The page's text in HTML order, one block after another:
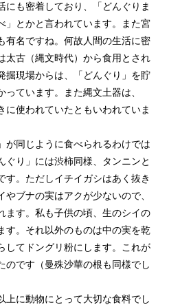
にも密着しており、「どんぐりま
」とかと言われています。また宮
有名ですね。何故人間の生活に密
太古（縄文時代）から食用とされ
掘現場からは、「どんぐり」を貯
ています。また縄文土器は、
に使われていたともいわれていま
が同じように食べられるわけでは
ぐり」には渋柿同様、タンニンと
す。ただしイチイガシはあく抜き
ブナの実はアクが少ないので、
ます。私も子供の頃、生のシイの
す。それ以外のものは中の実を乾
してドングリ粉にします。これが
のです（曼殊沙華の根も同様でし
上に動物にとって大切な食料でし